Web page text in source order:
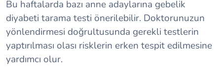
Bu haftalarda bazı anne adaylarına gebelik
diyabeti tarama testi önerilebilir. Doktorunuzun
yönlendirmesi doğrultusunda gerekli testlerin
yaptırılması olası risklerin erken tespit edilmesine
yardımcı olur.